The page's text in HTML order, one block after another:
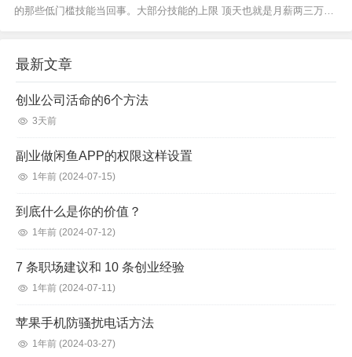
的那些低门槛技能当回事。大部分技能的上限 顶天也就是月薪两三万，
作你干个两三年，技能已经到头了。所以，还是要思路...
最新文章
创业公司活命的6个方法
3天前
副业做闲鱼APP的权限这样设置
1年前 (2024-07-15)
到底什么是你的价值？
1年前 (2024-07-12)
7 条职场建议和 10 条创业经验
1年前 (2024-07-11)
苹果手机防骚扰电话方法
1年前 (2024-03-27)